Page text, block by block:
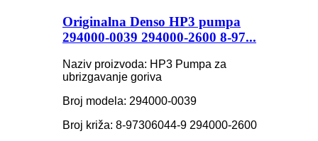
Originalna Denso HP3 pumpa
294000-0039 294000-2600 8-97...
Naziv proizvoda: HP3 Pumpa za
ubrizgavanje goriva
Broj modela: 294000-0039
Broj križa: 8-97306044-9 294000-2600